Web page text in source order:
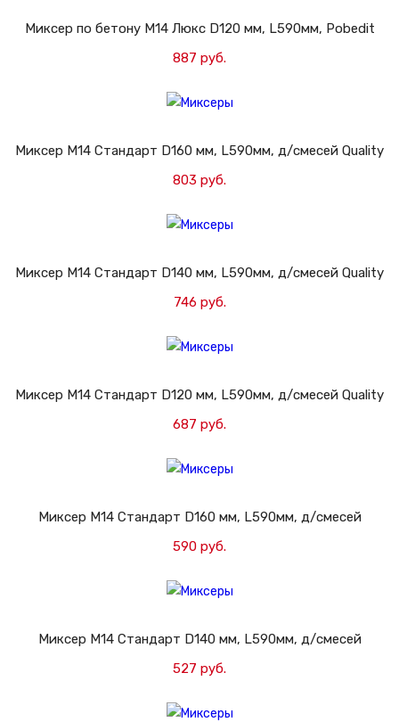
Миксер по бетону M14 Люкс D120 мм, L590мм, Pobedit
887 руб.
Добавить в корзину
Миксер M14 Стандарт D160 мм, L590мм, д/смесей Quality
803 руб.
Добавить в корзину
Миксер M14 Стандарт D140 мм, L590мм, д/смесей Quality
746 руб.
Добавить в корзину
Миксер M14 Стандарт D120 мм, L590мм, д/смесей Quality
687 руб.
Добавить в корзину
Миксер M14 Стандарт D160 мм, L590мм, д/смесей
590 руб.
Добавить в корзину
Миксер M14 Стандарт D140 мм, L590мм, д/смесей
527 руб.
Добавить в корзину